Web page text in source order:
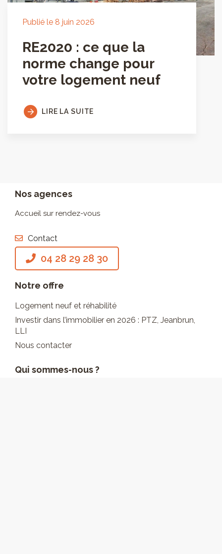
Publié le 8 juin 2026
RE2020 : ce que la
norme change pour
votre logement neuf
LIRE LA SUITE
Nos agences
Accueil sur rendez-vous
Contact
04 28 29 28 30
Notre offre
Logement neuf et réhabilité
Investir dans l’immobilier en 2026 : PTZ, Jeanbrun,
LLI
Nous contacter
Qui sommes-nous ?